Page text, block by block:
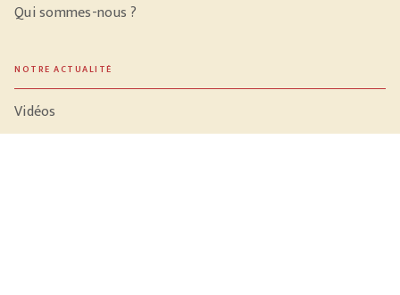
Qui sommes-nous ?
NOTRE ACTUALITÉ
Vidéos